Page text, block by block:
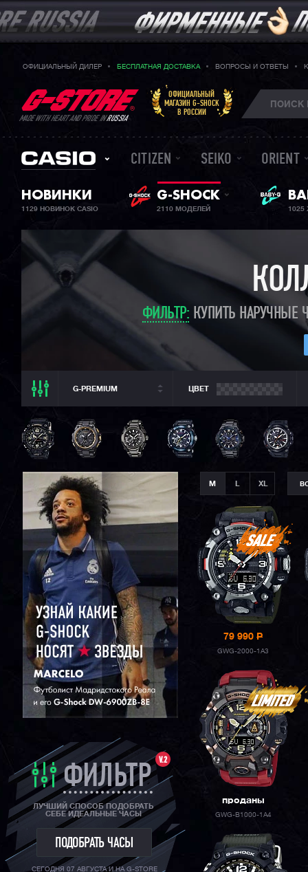
ОФИЦИАЛЬНЫЙ ДИЛЕР БЕСПЛАТНАЯ ДОСТАВКА ВОПРОСЫ И ОТВЕТЫ
MADE WITH HEART AND PRIDE INRUSSIA
ОФИЦИАЛЬНЫЙ
МАГАЗИН G-SHOCK
В РОССИИ
CITIZEN SEIKO ORIENT
НОВИНКИ
1129 НОВИНОК CASIO
G-SHOCK
2110 МОДЕЛЕЙ
ФИЛЬТР: КУПИТЬ НАРУЧНЫЕ
G-PREMIUM
ВСЕ РАЗДЕЛЫ
ВСЕ CASIO
CASIO G-SHOCK
CASIO BABY-G
CASIO PRO TREK
CASIO EDIFICE
CITIZEN
SEIKO
ORIENT
ЦВЕТ
V.2
ФИЛЬТР
ЛУЧШИЙ СПОСОБ ПОДОБРАТЬ
СЕБЕ ИДЕАЛЬНЫЕ ЧАСЫ
ПОДОБРАТЬ ЧАСЫ
СЕГОДНЯ 07 АВГУСТА И НА G-STORE
M XL
79 990P
GWG-2000-1A3
проданы
GWG-B1000-1A4